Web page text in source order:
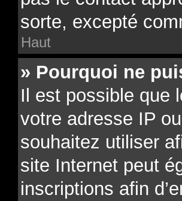
sorte, excepté
Haut
» Pourquoi ne
Il est possible que
votre adresse IP
souhaitez utiliser
site Internet peut
inscriptions afin